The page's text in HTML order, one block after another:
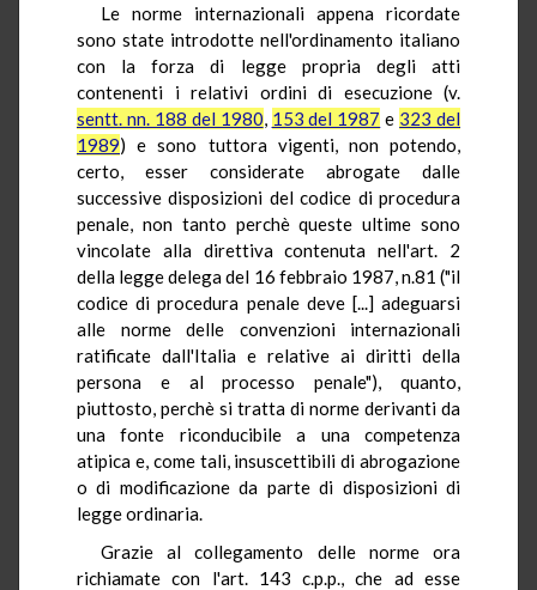
Le norme internazionali appena ricordate
sono state introdotte nell'ordinamento italiano
con la forza di legge propria degli atti
contenenti i relativi ordini di esecuzione (v.
sentt. nn. 188 del 1980, 153 del 1987 e 323 del
1989) e sono tuttora vigenti, non potendo,
certo, esser considerate abrogate dalle
successive disposizioni del codice di procedura
penale, non tanto perchè queste ultime sono
vincolate alla direttiva contenuta nell'art. 2
della legge delega del 16 febbraio 1987, n.81 ("il
codice di procedura penale deve [...] adeguarsi
alle norme delle convenzioni internazionali
ratificate dall'Italia e relative ai diritti della
persona e al processo penale"), quanto,
piuttosto, perchè si tratta di norme derivanti da
una fonte riconducibile a una competenza
atipica e, come tali, insuscettibili di abrogazione
o di modificazione da parte di disposizioni di
legge ordinaria.
Grazie al collegamento delle norme ora
richiamate con l'art. 143 c.p.p., che ad esse